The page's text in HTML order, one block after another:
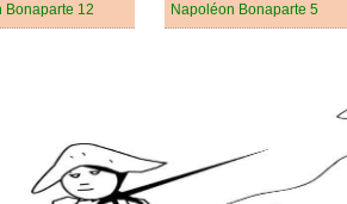
Bonaparte 12 Napoléon Bonaparte 5